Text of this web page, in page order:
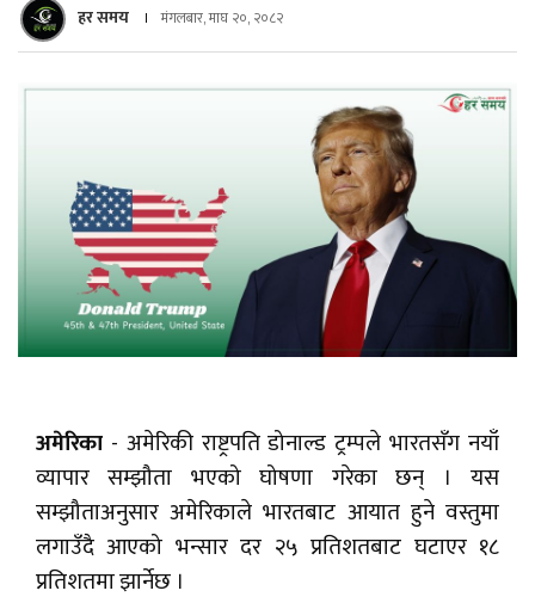
हर समय मंगलबार, माघ २०, २०८२
अमेरिका - अमेरिकी राष्ट्रपति डोनाल्ड ट्रम्पले भारतसँग नयाँ
व्यापार सम्झौता भएको घोषणा गरेका छन् । यस
सम्झौताअनुसार अमेरिकाले भारतबाट आयात हुने वस्तुमा
लगाउँदै आएको भन्सार दर २५ प्रतिशतबाट घटाएर १८
प्रतिशतमा झार्नेछ ।